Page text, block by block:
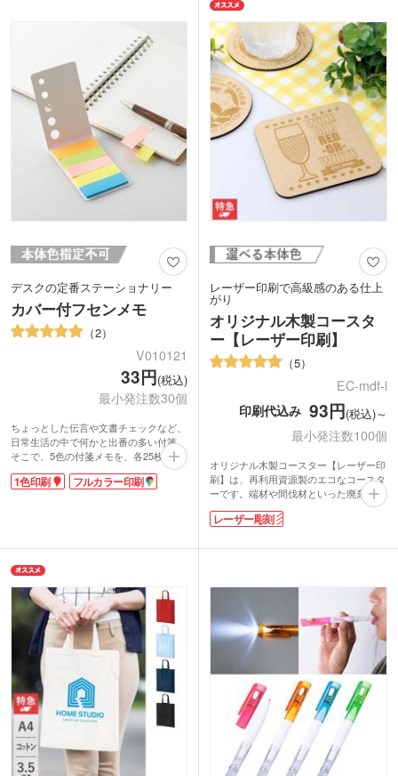
バリエーションが豊富です。イメージに
合った色が選べます。
デスクの定番ステーショナリー
カバー付フセンメモ
2
V010121
33円(税込)
最小発注数30個
ちょっとした伝言や文書チェックなど、
日常生活の中で何かと出番の多い付箋。
そこで、5色の付箋メモを、各25枚ずつ
セットにしました。項目別に5色の付箋
を使い分けられてとても便利。
透明袋入りなので配布しやすいノベルテ
1色印刷 フルカラー印刷
レーザー印刷で高級感のある仕上
がり
オリジナル木製コースタ
ー【レーザー印刷】
5
EC-mdf-l
印刷代込み 93円(税込)～
最小発注数100個
オリジナル木製コースター【レーザー印
刷】は、再利用資源製のエコなコースタ
ーです。端材や間伐材といった廃棄され
るはずの木材を繊維化し、圧縮したファ
イバーボード(MDF)を使用。反りや割れ
木の温もりはそのままに、木目がないの
すすめ。ロゴがくっきりと、立体感のあ
る仕上がりになりますよ。ディーラー、
住宅メーカー、保険会社の成約記念品
や、店舗のオリジナルグッズ、周年記念
品といったスペシャルな日にピッタリの
レーザー彫刻